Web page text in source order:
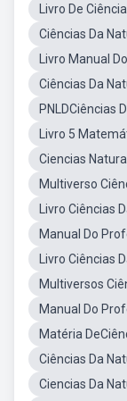
Livro De
Ciências Da
Livro Manual
Ciências Da
PNLDCiências
Livro 5
Ciencias
Multiverso
Livro Ciências
Manual Do
Livro Ciências
Multiversos
Manual Do
Matéria
Ciências Da
Ciencias Da